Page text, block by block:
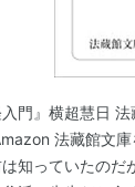
入門』横超慧日
法藏館文
知っていたのだ